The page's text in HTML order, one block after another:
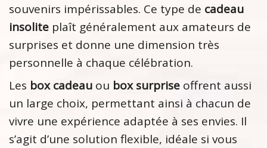
souvenirs impérissables. Ce type de cadeau
insolite plaît généralement aux amateurs de
surprises et donne une dimension très
personnelle à chaque célébration.
Les box cadeau ou box surprise offrent aussi
un large choix, permettant ainsi à chacun de
vivre une expérience adaptée à ses envies. Il
s’agit d’une solution flexible, idéale si vous